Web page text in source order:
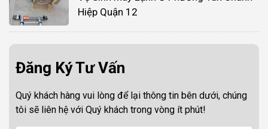
Hiệp Quận 12
Đăng Ký Tư Vấn
Quý khách hàng vui lòng để lại thông tin bên dưới, chúng
tôi sẽ liên hệ với Quý khách trong vòng ít phút!